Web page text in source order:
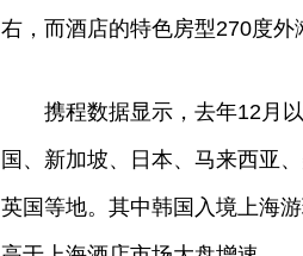
右，而酒店的特色房型270度外
携程数据显示，去年12月以
国、新加坡、日本、马来西亚
英国等地。其中韩国入境上海